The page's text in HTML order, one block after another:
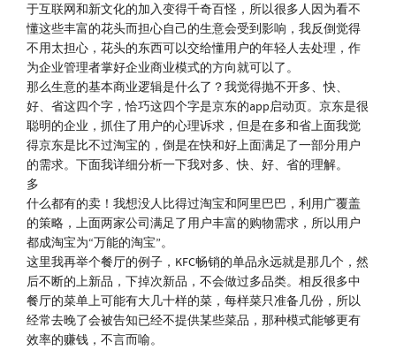
于互联网和新文化的加入变得千奇百怪，所以很多人因为看不
懂这些丰富的花头而担心自己的生意会受到影响，我反倒觉得
不用太担心，花头的东西可以交给懂用户的年轻人去处理，作
为企业管理者掌好企业商业模式的方向就可以了。
那么生意的基本商业逻辑是什么了？我觉得抛不开多、快、
好、省这四个字，恰巧这四个字是京东的app启动页。京东是很
聪明的企业，抓住了用户的心理诉求，但是在多和省上面我觉
得京东是比不过淘宝的，倒是在快和好上面满足了一部分用户
的需求。下面我详细分析一下我对多、快、好、省的理解。
多
什么都有的卖！我想没人比得过淘宝和阿里巴巴，利用广覆盖
的策略，上面两家公司满足了用户丰富的购物需求，所以用户
都成淘宝为“万能的淘宝”。
这里我再举个餐厅的例子，KFC畅销的单品永远就是那几个，然
后不断的上新品，下掉次新品，不会做过多品类。相反很多中
餐厅的菜单上可能有大几十样的菜，每样菜只准备几份，所以
经常去晚了会被告知已经不提供某些菜品，那种模式能够更有
效率的赚钱，不言而喻。